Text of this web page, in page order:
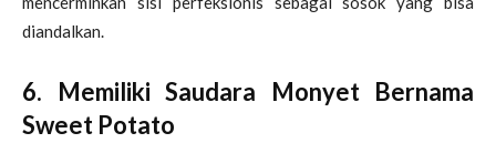
diandalkan.
6. Memiliki Saudara Monyet Bernama
Sweet Potato